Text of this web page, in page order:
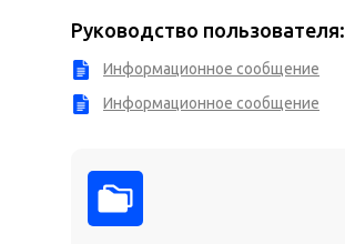
Информационное сообщение
Информационное сообщение
Руководство пользователя: